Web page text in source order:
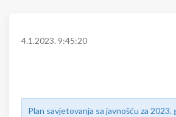
4.1.2023. 9:45:20
Plan savjetovanja sa javnošću za 2023.